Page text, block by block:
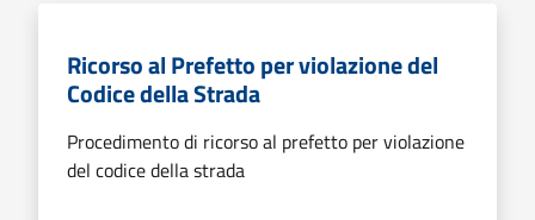
Ricorso al Prefetto per violazione del
Codice della Strada
Procedimento di ricorso al prefetto per violazione
del codice della strada